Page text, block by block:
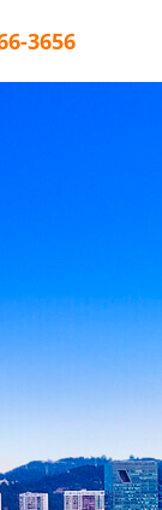
3656